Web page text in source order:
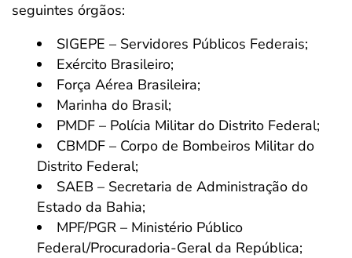
seguintes órgãos:
SIGEPE – Servidores Públicos Federais;
Exército Brasileiro;
Força Aérea Brasileira;
Marinha do Brasil;
PMDF – Polícia Militar do Distrito Federal;
CBMDF – Corpo de Bombeiros Militar do
Distrito Federal;
SAEB – Secretaria de Administração do
Estado da Bahia;
MPF/PGR – Ministério Público
Federal/Procuradoria-Geral da República;